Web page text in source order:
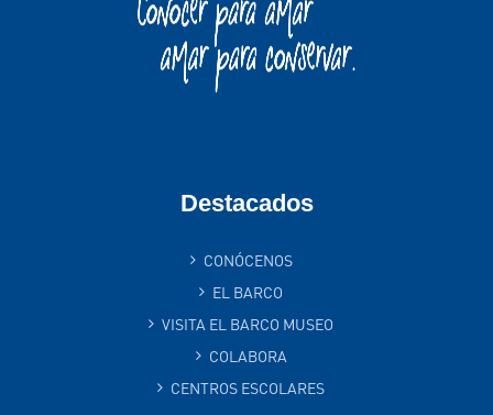
Destacados
CONÓCENOS
EL BARCO
VISITA EL BARCO MUSEO
COLABORA
CENTROS ESCOLARES